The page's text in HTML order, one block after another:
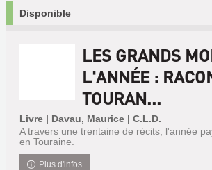
Disponible
LES GRANDS
L'ANNÉE :
TOURAN...
Livre | Davau, Maurice | C.L.D.
A travers une trentaine de récits, l'année
en Touraine.
Plus d'infos